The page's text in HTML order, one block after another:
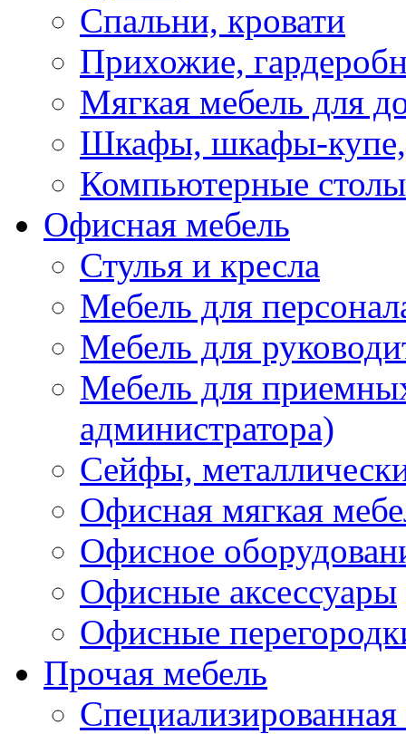
Спальни, кровати
Прихожие,
Мягкая мебель для
Шкафы, шкафы-купе,
Компьютерные столы
Офисная мебель
Стулья и кресла
Мебель для
Мебель для
Мебель для
администратора)
Сейфы,
Офисная мягкая
Офисное
Офисные аксессуары
Офисные
Прочая мебель
Специализированная